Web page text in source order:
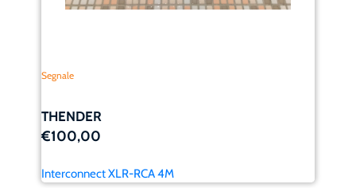
Segnale
THENDER
€100,00
Interconnect XLR-RCA 4M